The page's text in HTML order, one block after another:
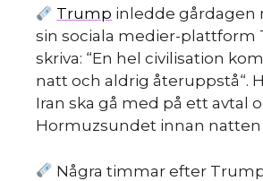
Trump inledde gårdagen
sin sociala medier-plattform
skriva: “En hel civilisation
natt och aldrig återuppstå“.
Iran ska gå med på ett avtal
Hormuzsundet innan natten
Några timmar efter